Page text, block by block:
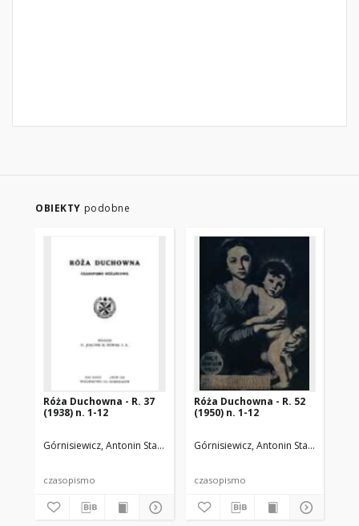
OBIEKTY podobne
Róża Duchowna - R. 37
(1938) n. 1-12
Górnisiewicz, Antonin Stanisław (1871-1948). Red.
czasopismo
Róża Duchowna - R. 52
(1950) n. 1-12
Górnisiewicz, Antonin Stanisław
czasopismo